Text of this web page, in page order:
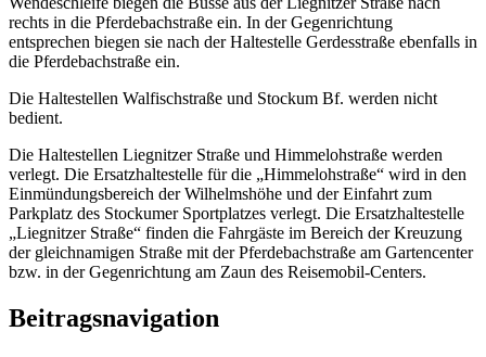
rechts in die Pferdebachstraße ein. In der Gegenrichtung
entsprechen biegen sie nach der Haltestelle Gerdesstraße ebenfalls in
die Pferdebachstraße ein.
Die Haltestellen Walfischstraße und Stockum Bf. werden nicht
bedient.
Die Haltestellen Liegnitzer Straße und Himmelohstraße werden
verlegt. Die Ersatzhaltestelle für die „Himmelohstraße“ wird in den
Einmündungsbereich der Wilhelmshöhe und der Einfahrt zum
Parkplatz des Stockumer Sportplatzes verlegt. Die Ersatzhaltestelle
„Liegnitzer Straße“ finden die Fahrgäste im Bereich der Kreuzung
der gleichnamigen Straße mit der Pferdebachstraße am Gartencenter
bzw. in der Gegenrichtung am Zaun des Reisemobil-Centers.
Beitragsnavigation